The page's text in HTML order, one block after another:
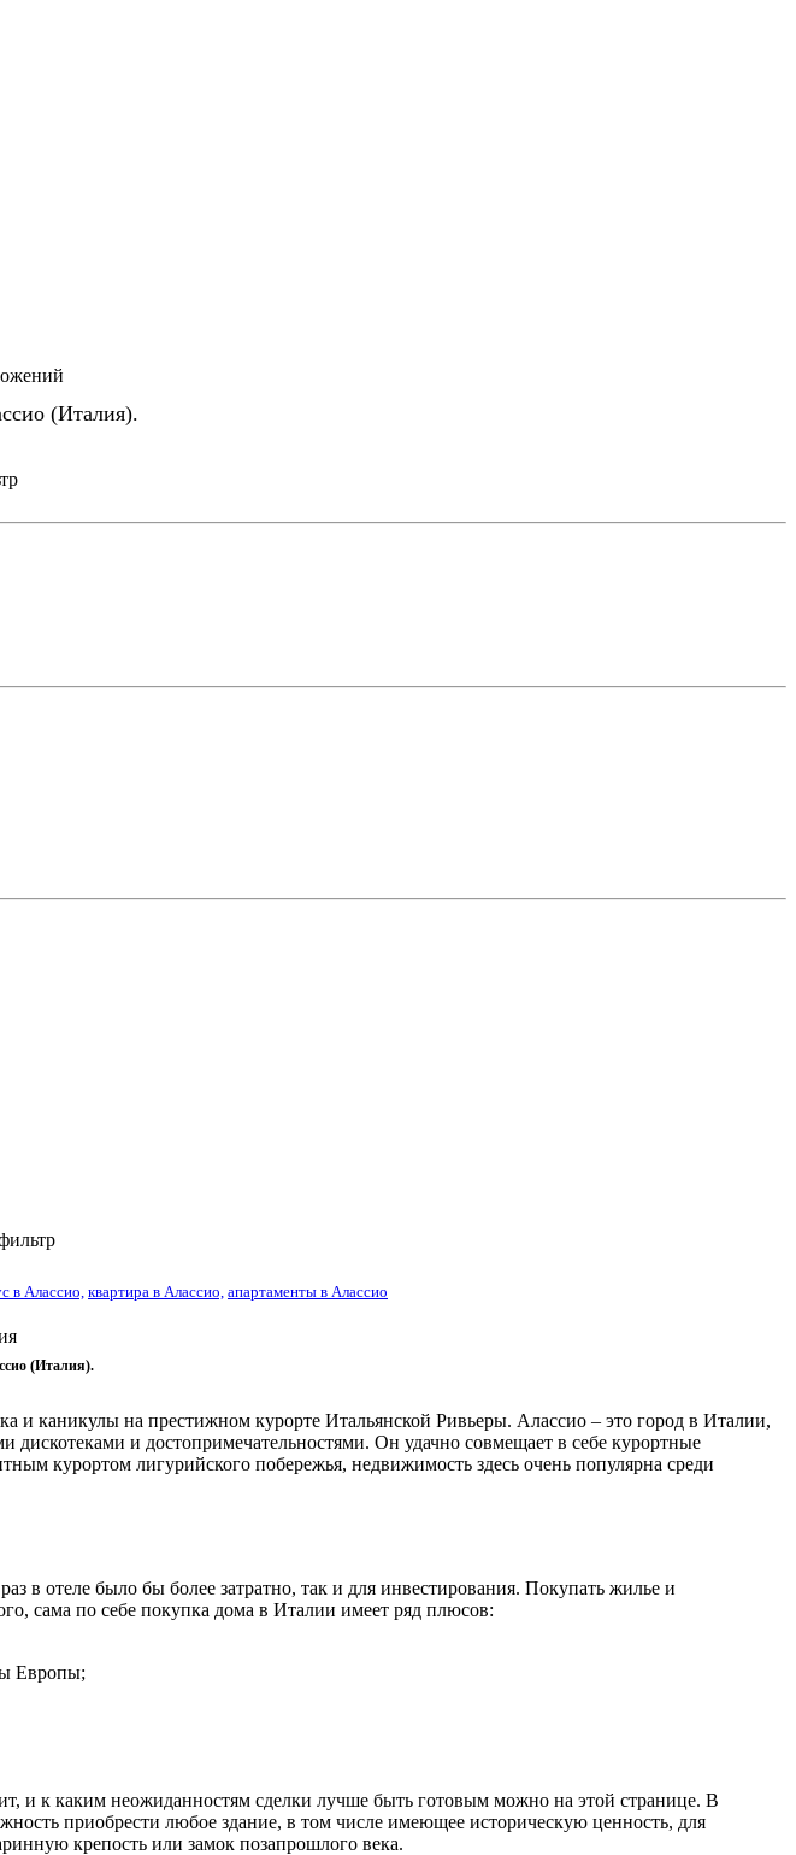
(Италия).
в Алассио, квартира в Алассио, апартаменты в Алассио
(Италия).
и каникулы на престижном курорте Итальянской Ривьеры. Алассио – это город в Италии,
и достопримечательностями. Он удачно совмещает в себе курортные
курортом лигурийского побережья, недвижимость здесь очень популярна среди
в отеле было бы более затратно, так и для инвестирования. Покупать жилье и
сама по себе покупка дома в Италии имеет ряд плюсов:
Европы;
и к каким неожиданностям сделки лучше быть готовым можно на этой странице. В
приобрести любое здание, в том числе имеющее историческую ценность, для
крепость или замок позапрошлого века.